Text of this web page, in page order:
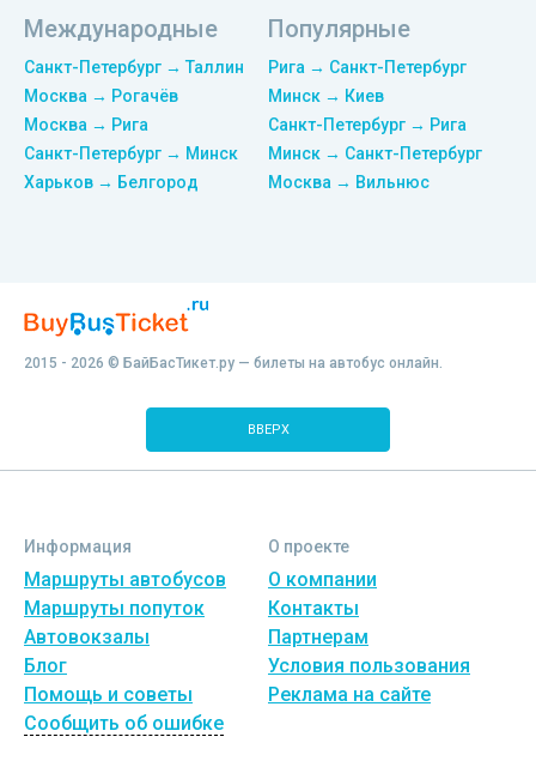
Международные
Санкт-Петербург → Таллин
Москва → Рогачёв
Москва → Рига
Санкт-Петербург → Минск
Харьков → Белгород
Популярные
Рига → Санкт-Петербург
Минск → Киев
Санкт-Петербург → Рига
Минск → Санкт-Петербург
Москва → Вильнюс
2015 - 2026 © БайБасТикет.ру — билеты на автобус онлайн.
ВВЕРХ
Информация
Маршруты автобусов
Маршруты попуток
Автовокзалы
Блог
Помощь и советы
Сообщить об ошибке
О проекте
О компании
Контакты
Партнерам
Условия пользования
Реклама на сайте